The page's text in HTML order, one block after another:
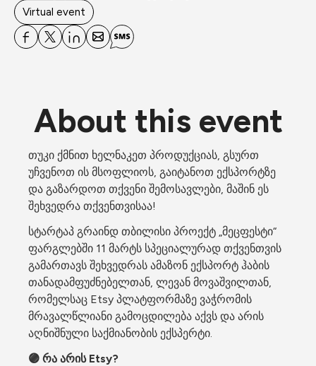
Virtual event
About this event
თუკი ქმნით ხელნაკეთ პროდუქციას, გსურთ
უჩვენოთ ის მსოფლიოს, გაიტანოთ ექსპორტზე
და გაზარდოთ თქვენი შემოსავლები, მაშინ ეს
შეხვედრა თქვენთვისაა!
სტარტაპ გრაინდ თბილისი პროექტ „მეცფესტი“
ფარგლებში 11 მარტს სპეციალურად თქვენთვის
გამართავს შეხვედრას ამაზონ ექსპორტ ჰაბის
თანადამფუძნებელთან, ლევან მოვაშვილთან,
რომელსაც Etsy პლატფორმაზე ვაჭრომის
მრავალწლიანი გამოცდილება აქვს და არის
აღნიშნული საქმიანობის ექსპერტი.
🟣 რა არის Etsy?